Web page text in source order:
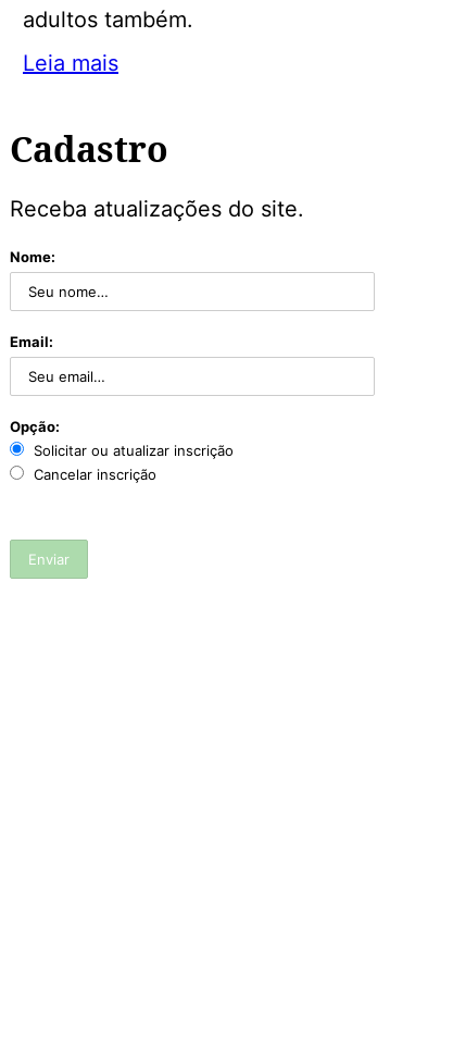
adultos também.
Leia mais
Cadastro
Receba atualizações do site.
Nome:
Email:
Opção:
Solicitar ou atualizar inscrição
Cancelar inscrição